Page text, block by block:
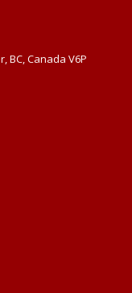
BC, Canada V6P